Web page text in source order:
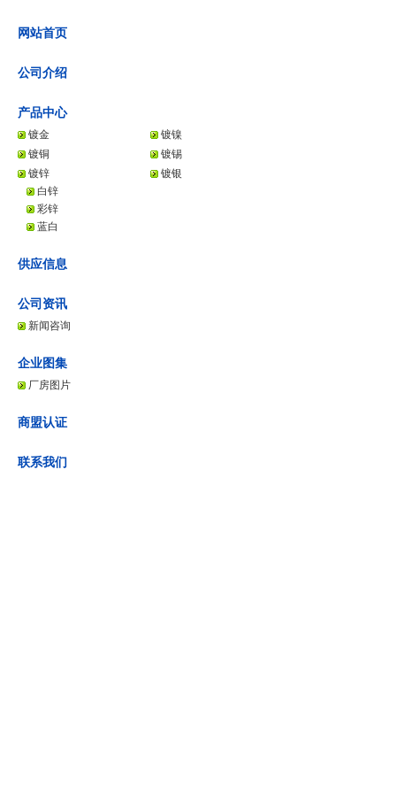
网站首页
公司介绍
产品中心
镀金
镀镍
镀铜
镀锡
镀锌
白锌
彩锌
蓝白
镀银
供应信息
公司资讯
新闻咨询
企业图集
厂房图片
商盟认证
联系我们